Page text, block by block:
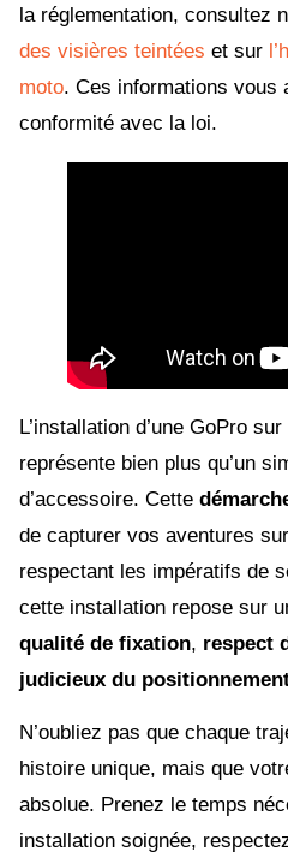
la réglementation, consultez
des visières teintées et sur
moto. Ces informations vous
conformité avec la loi.
L’installation d’une GoPro
représente bien plus qu’un
d’accessoire. Cette
de capturer vos aventures
respectant les impératifs de
cette installation repose sur
qualité de fixation, respect
judicieux du
N’oubliez pas que chaque
histoire unique, mais que
absolue. Prenez le temps
installation soignée,